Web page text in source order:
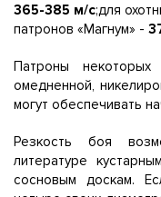
365-385 м/с;для
патронов «Магнум» -
Патроны
омедненной,
могут обеспечивать
Резкость боя
литературе
сосновым доскам.